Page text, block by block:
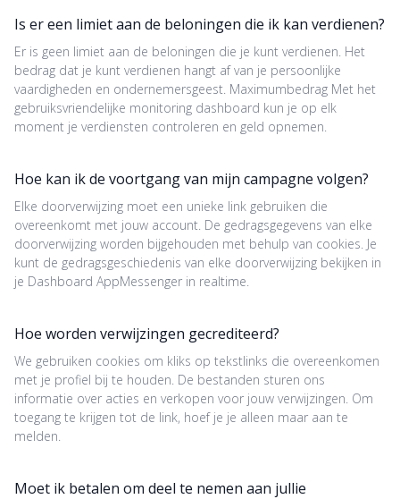
Is er een limiet aan de beloningen die ik kan verdienen?
Er is geen limiet aan de beloningen die je kunt verdienen. Het
bedrag dat je kunt verdienen hangt af van je persoonlijke
vaardigheden en ondernemersgeest. Maximumbedrag Met het
gebruiksvriendelijke monitoring dashboard kun je op elk
moment je verdiensten controleren en geld opnemen.
Hoe kan ik de voortgang van mijn campagne volgen?
Elke doorverwijzing moet een unieke link gebruiken die
overeenkomt met jouw account. De gedragsgegevens van elke
doorverwijzing worden bijgehouden met behulp van cookies. Je
kunt de gedragsgeschiedenis van elke doorverwijzing bekijken in
je Dashboard AppMessenger in realtime.
Hoe worden verwijzingen gecrediteerd?
We gebruiken cookies om kliks op tekstlinks die overeenkomen
met je profiel bij te houden. De bestanden sturen ons
informatie over acties en verkopen voor jouw verwijzingen. Om
toegang te krijgen tot de link, hoef je je alleen maar aan te
melden.
Moet ik betalen om deel te nemen aan jullie